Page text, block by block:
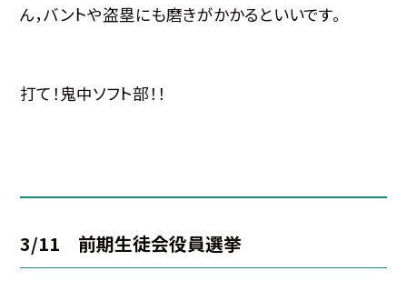
ん，バントや盗塁にも磨きがかかるといいです。
打て！鬼中ソフト部！！
3/11 前期生徒会役員選挙